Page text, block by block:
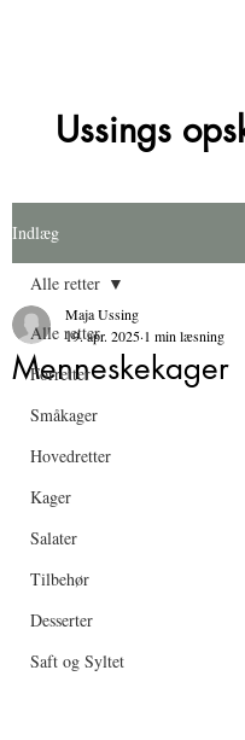
Ussings
Indlæg
Alle retter
Forretter
Småkager
Hovedretter
Kager
Salater
Tilbehør
Desserter
Saft og Syltet
Alle retter
Menneskekager
Maja Ussing
19. apr. 2025 1 min læsning